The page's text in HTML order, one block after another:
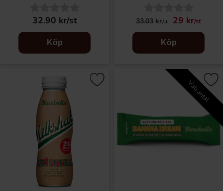
32.90 kr/st
Köp
33.03 kr/st 29 kr/st
Köp
Välj antal